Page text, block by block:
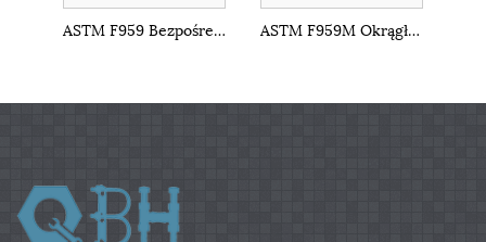
ASTM F959 Bezpośrednie wskaźnik napięcia płaska pralka ASTM F959M Okrągła płaska uszczelka specjalna